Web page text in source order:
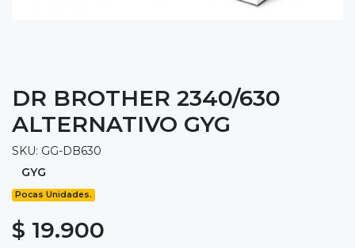
DR BROTHER 2340/630
ALTERNATIVO GYG
SKU: GG-DB630
GYG
Pocas Unidades.
$ 19.900